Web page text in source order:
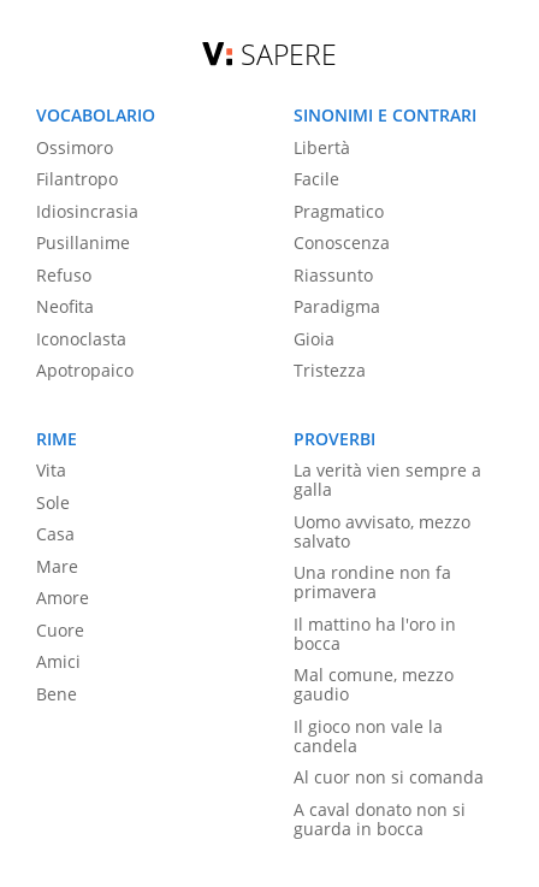
SAPERE
VOCABOLARIO
Ossimoro
Filantropo
Idiosincrasia
Pusillanime
Refuso
Neofita
Iconoclasta
Apotropaico
SINONIMI E CONTRARI
Libertà
Facile
Pragmatico
Conoscenza
Riassunto
Paradigma
Gioia
Tristezza
RIME
Vita
Sole
Casa
Mare
Amore
Cuore
Amici
Bene
PROVERBI
La verità vien sempre a
galla
Uomo avvisato, mezzo
salvato
Una rondine non fa
primavera
Il mattino ha l'oro in
bocca
Mal comune, mezzo
gaudio
Il gioco non vale la
candela
Al cuor non si comanda
A caval donato non si
guarda in bocca